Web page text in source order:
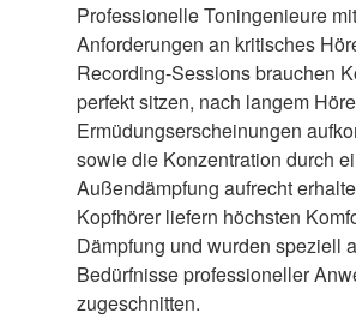
Professionelle Toningenieure
Anforderungen an kritisches
Recording-Sessions brauchen
perfekt sitzen, nach langem
Ermüdungserscheinungen
sowie die Konzentration durch
Außendämpfung aufrecht
Kopfhörer liefern höchsten
Dämpfung und wurden speziell
Bedürfnisse professioneller
zugeschnitten.